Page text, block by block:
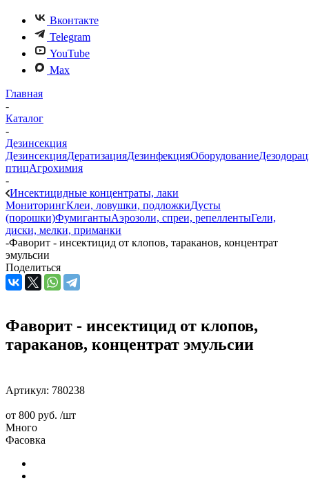
Вконтакте
Telegram
YouTube
Max
Главная
-
Каталог
-
Дезинсекция
ДезинсекцияДератизацияДезинфекцияОборудование
птицАгрохимия
-
Инсектицидные концентраты, лаки
МониторингКлеи, ловушки, подложкиДусты
(порошки)ФумигантыАэрозоли, спреи, репеллентыГели,
диски, мелки, приманки
-Фаворит - инсектицид от клопов, тараканов, концентрат
эмульсии
Поделиться
Фаворит - инсектицид от клопов,
тараканов, концентрат эмульсии
Артикул: 780238
от 800 руб. /шт
Много
Фасовка